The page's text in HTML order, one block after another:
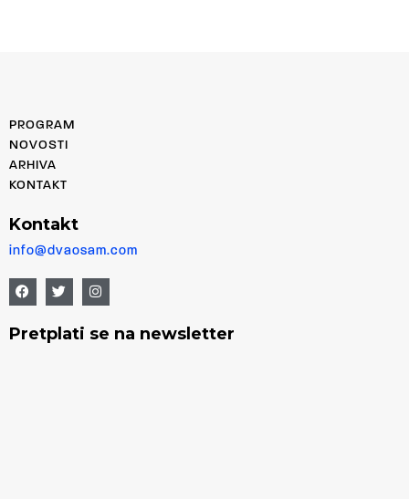
PROGRAM
NOVOSTI
ARHIVA
KONTAKT
Kontakt
info@dvaosam.com
Pretplati se na newsletter